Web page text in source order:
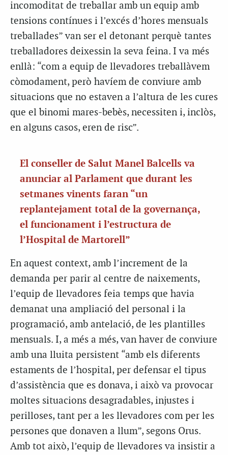
incomoditat de treballar amb un equip amb
tensions contínues i l’excés d’hores mensuals
treballades” van ser el detonant perquè tantes
treballadores deixessin la seva feina. I va més
enllà: “com a equip de llevadores treballàvem
còmodament, però havíem de conviure amb
situacions que no estaven a l’altura de les cures
que el binomi mares-bebès, necessiten i, inclòs,
en alguns casos, eren de risc”.
El conseller de Salut Manel Balcells va
anunciar al Parlament que durant les
setmanes vinents faran “un
replantejament total de la governança,
el funcionament i l’estructura de
l’Hospital de Martorell”
En aquest context, amb l’increment de la
demanda per parir al centre de naixements,
l’equip de llevadores feia temps que havia
demanat una ampliació del personal i la
programació, amb antelació, de les plantilles
mensuals. I, a més a més, van haver de conviure
amb una lluita persistent “amb els diferents
estaments de l’hospital, per defensar el tipus
d’assistència que es donava, i això va provocar
moltes situacions desagradables, injustes i
perilloses, tant per a les llevadores com per les
persones que donaven a llum”, segons Orus.
Amb tot això, l’equip de llevadores va insistir a